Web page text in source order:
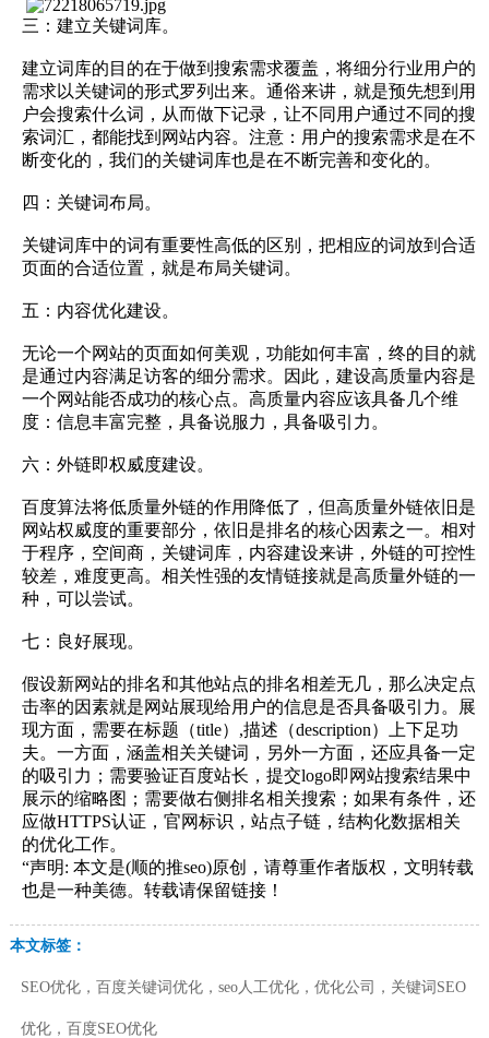
三：建立关键词库。
建立词库的目的在于做到搜索需求覆盖，将细分行业用户的
需求以关键词的形式罗列出来。通俗来讲，就是预先想到用
户会搜索什么词，从而做下记录，让不同用户通过不同的搜
索词汇，都能找到网站内容。注意：用户的搜索需求是在不
断变化的，我们的关键词库也是在不断完善和变化的。
四：关键词布局。
关键词库中的词有重要性高低的区别，把相应的词放到合适
页面的合适位置，就是布局关键词。
五：内容优化建设。
无论一个网站的页面如何美观，功能如何丰富，终的目的就
是通过内容满足访客的细分需求。因此，建设高质量内容是
一个网站能否成功的核心点。高质量内容应该具备几个维
度：信息丰富完整，具备说服力，具备吸引力。
六：外链即权威度建设。
百度算法将低质量外链的作用降低了，但高质量外链依旧是
网站权威度的重要部分，依旧是排名的核心因素之一。相对
于程序，空间商，关键词库，内容建设来讲，外链的可控性
较差，难度更高。相关性强的友情链接就是高质量外链的一
种，可以尝试。
七：良好展现。
假设新网站的排名和其他站点的排名相差无几，那么决定点
击率的因素就是网站展现给用户的信息是否具备吸引力。展
现方面，需要在标题（title）,描述（description）上下足功
夫。一方面，涵盖相关关键词，另外一方面，还应具备一定
的吸引力；需要验证百度站长，提交logo即网站搜索结果中
展示的缩略图；需要做右侧排名相关搜索；如果有条件，还
应做HTTPS认证，官网标识，站点子链，结构化数据相关
的优化工作。
“声明: 本文是(顺的推seo)原创，请尊重作者版权，文明转载
也是一种美德。转载请保留链接！
本文标签：
SEO优化，百度关键词优化，seo人工优化，优化公司，关键词SEO
优化，百度SEO优化